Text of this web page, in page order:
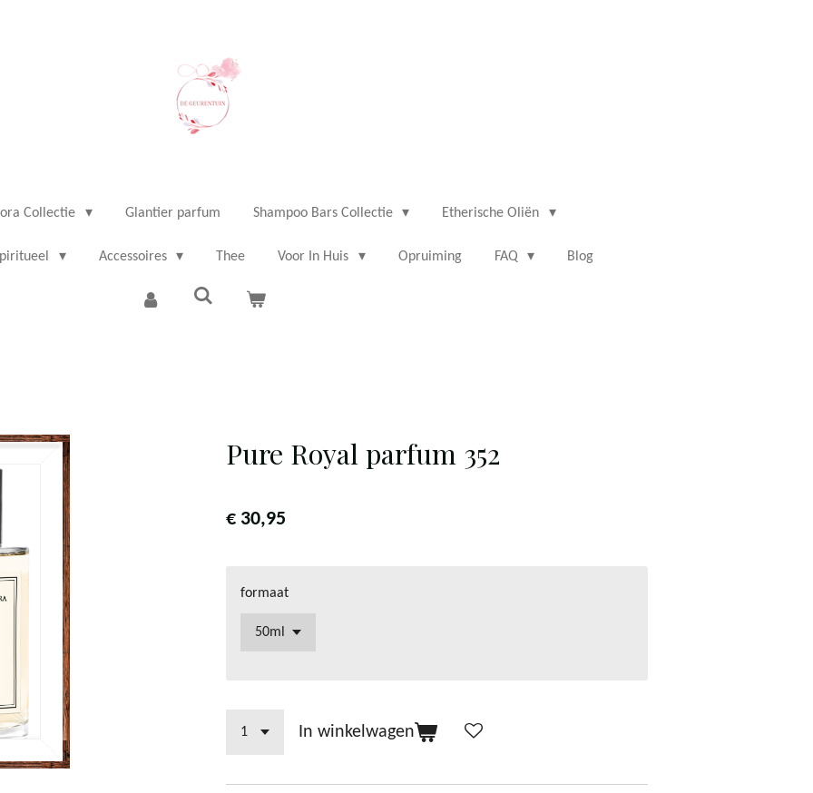
Collectie Glantier parfum Shampoo Bars Collectie Etherische Oliën
Accessoires Thee Voor In Huis Opruiming FAQ Blog
Pure Royal parfum 352
€ 30,95
formaat
In winkelwagen